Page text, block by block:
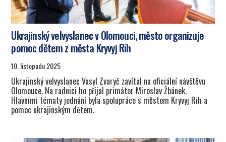
Ukrajinský velvyslanec v Olomouci, město organizuje
pomoc dětem z města Kryvyj Rih
10. listopadu 2025
Ukrajinský velvyslanec Vasyl Zvaryč zavítal na oficiální návštěvu
Olomouce. Na radnici ho přijal primátor Miroslav Žbánek.
Hlavními tématy jednání byla spolupráce s městem Kryvyj Rih a
pomoc ukrajinským dětem.